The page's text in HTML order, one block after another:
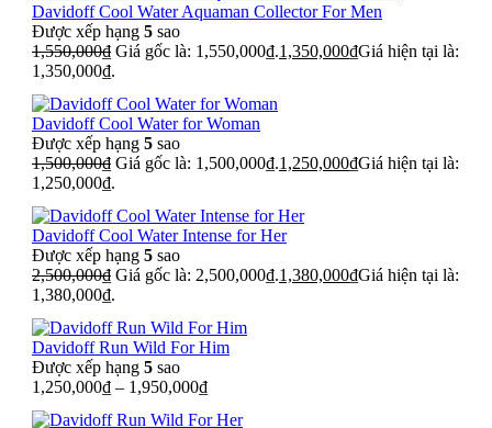
Davidoff Cool Water Aquaman Collector For Men
Được xếp hạng 5 sao
1,550,000₫ Giá gốc là: 1,550,000₫.1,350,000₫Giá hiện tại là:
1,350,000₫.
Davidoff Cool Water for Woman
Được xếp hạng 5 sao
1,500,000₫ Giá gốc là: 1,500,000₫.1,250,000₫Giá hiện tại là:
1,250,000₫.
Davidoff Cool Water Intense for Her
Được xếp hạng 5 sao
2,500,000₫ Giá gốc là: 2,500,000₫.1,380,000₫Giá hiện tại là:
1,380,000₫.
Davidoff Run Wild For Him
Được xếp hạng 5 sao
1,250,000₫ – 1,950,000₫